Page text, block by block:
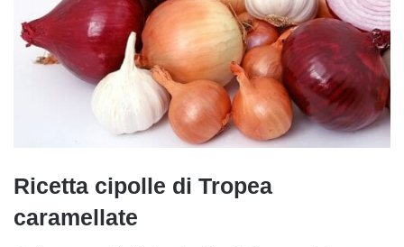
Ricetta cipolle di Tropea
caramellate